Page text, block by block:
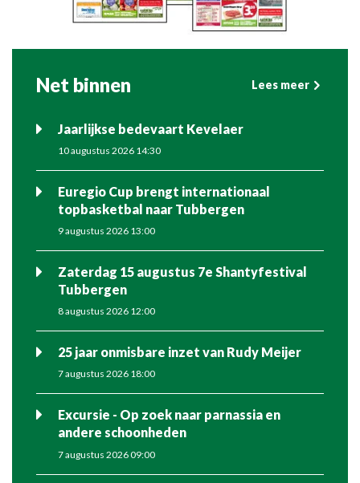
Net binnen Lees meer
Jaarlijkse bedevaart Kevelaer
10 augustus 2026 14:30
Euregio Cup brengt internationaal
topbasketbal naar Tubbergen
9 augustus 2026 13:00
Zaterdag 15 augustus 7e Shantyfestival
Tubbergen
8 augustus 2026 12:00
25 jaar onmisbare inzet van Rudy Meijer
7 augustus 2026 18:00
Excursie - Op zoek naar parnassia en
andere schoonheden
7 augustus 2026 09:00